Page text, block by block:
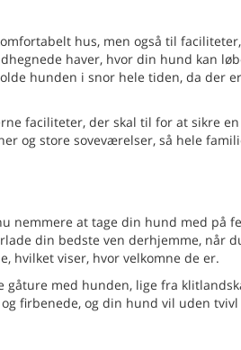
hus, men også til
haver, hvor din hund kan
hunden i snor hele tiden, da der
faciliteter, der skal til for at sikre
og store soveværelser, så hele
nemmere at tage din hund med på
din bedste ven derhjemme, når
hvilket viser, hvor velkomne de er.
gåture med hunden, lige fra
firbenede, og din hund vil uden